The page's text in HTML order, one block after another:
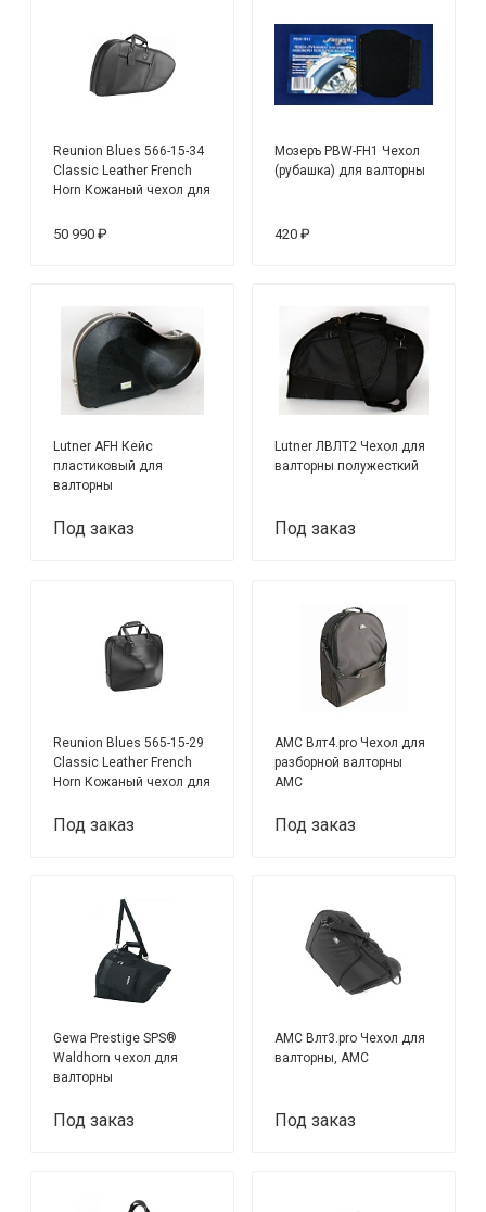
Reunion Blues 566-15-34
Classic Leather French
Horn Кожаный чехол для
50 990 ₽
Мозеръ PBW-FH1 Чехол
(рубашка) для валторны
420 ₽
Lutner AFH Кейс
пластиковый для
валторны
Под заказ
Lutner ЛВЛТ2 Чехол для
валторны полужесткий
Под заказ
Reunion Blues 565-15-29
Classic Leather French
Horn Кожаный чехол для
Под заказ
AMC Влт4.pro Чехол для
разборной валторны
АМС
Под заказ
Gewa Prestige SPS®
Waldhorn чехол для
валторны
Под заказ
AMC Влт3.pro Чехол для
валторны, АМС
Под заказ